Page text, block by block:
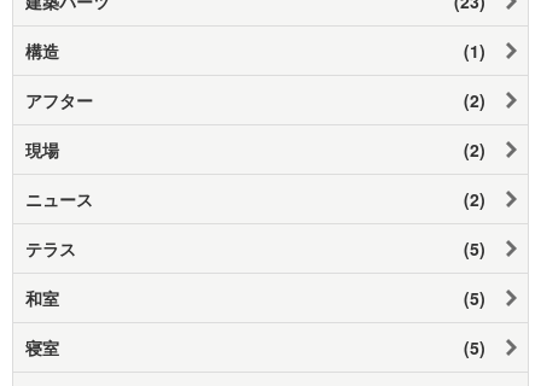
構造 (1)
アフター (2)
現場 (2)
ニュース (2)
テラス (5)
和室 (5)
寝室 (5)